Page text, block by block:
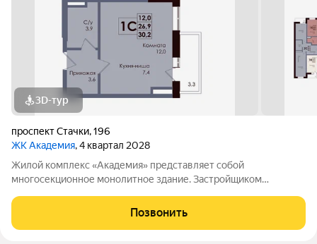
3D-тур
проспект Стачки,196
ЖК Академия, 4 квартал 2028
Жилой комплекс «Академия» представляет собой
многосекционное монолитное здание. Застройщиком
не осуществляется. Благоустройство прилегающей
территории включает в себя организацию детских игровых
Позвонить